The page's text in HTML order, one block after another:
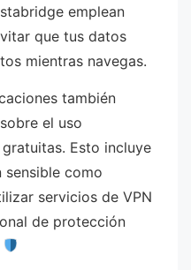
emplean
que tus datos
mientras navegas.
también
el uso
Esto incluye
como
servicios de VPN
de protección